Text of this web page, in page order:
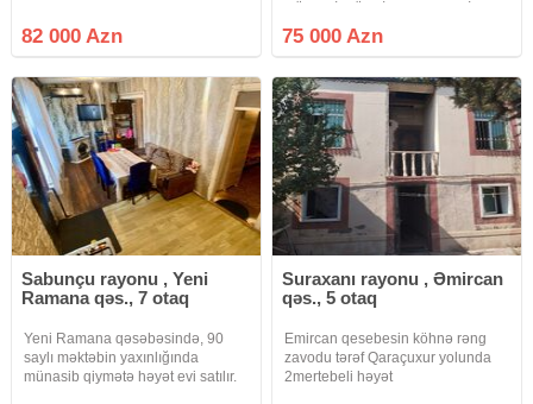
ümumi tikili sahəsi 88 kv/m olan
Həyət Evi Satılır. Ev qoşa daşla
82 000 Azn
TİKİNTİ TƏYİNATLI. Masazır
qəsəbəsi 569 nömrəli marşrut
məktəbin yaxınlığında 10
75 000 Azn
Sabunçu rayonu , Yeni
Ramana qəs., 7 otaq
Yeni Ramana qəsəbəsində, 90
saylı məktəbin yaxınlığında
münasib qiymətə həyət evi satılır.
Suraxanı rayonu , Əmircan
qəs., 5 otaq
Emircan qesebesin köhnə rəng
zavodu tərəf Qaraçuxur yolunda
2mertebeli həyət